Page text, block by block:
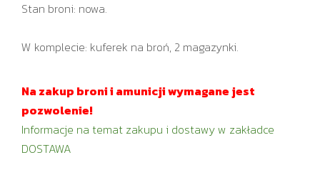
Stan broni: nowa.
W komplecie: kuferek na broń, 2 magazynki.
Na zakup broni i amunicji wymagane jest
pozwolenie!
Informacje na temat zakupu i dostawy w zakładce
DOSTAWA